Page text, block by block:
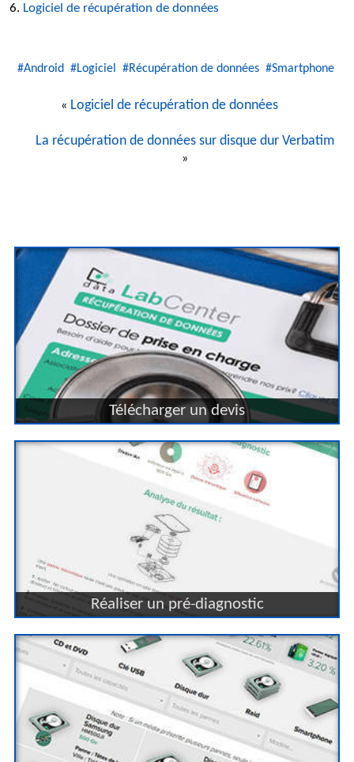
Logiciel de récupération de données
#Android #Logiciel #Récupération de données #Smartphone
« Logiciel de récupération de données
La récupération de données sur disque dur Verbatim
»
Télécharger un devis
Réaliser un pré-diagnostic